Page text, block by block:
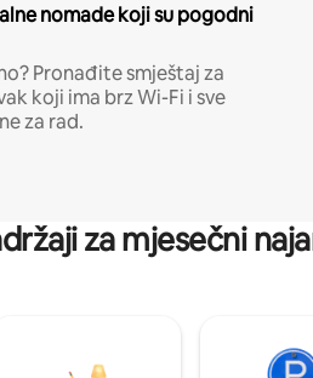
nomade koji su pogodni
Pronađite smještaj za
koji ima brz Wi-Fi i sve
za rad.
za mjesečni